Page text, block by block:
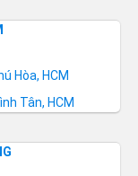
Hòa, HCM
Tân, HCM